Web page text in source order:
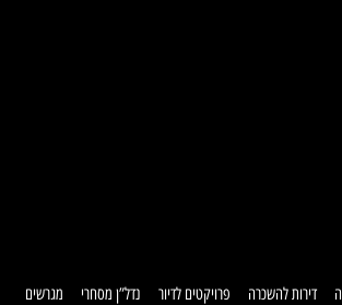
דירות להשכרה פרויקטים לדיור נדל”ן מסחרי מגרשים